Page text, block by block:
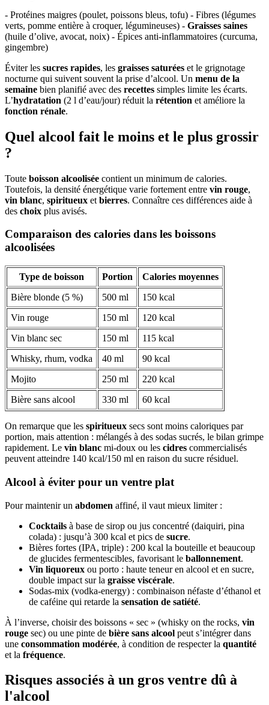
- Protéines maigres (poulet, poissons bleus, tofu) - Fibres (légumes
verts, pomme entière à croquer, légumineuses) - Graisses saines
(huile d’olive, avocat, noix) - Épices anti-inflammatoires (curcuma,
gingembre)
Éviter les sucres rapides, les graisses saturées et le grignotage
nocturne qui suivent souvent la prise d’alcool. Un menu de la
semaine bien planifié avec des recettes simples limite les écarts.
L’hydratation (2 l d’eau/jour) réduit la rétention et améliore la
fonction rénale.
Quel alcool fait le moins et le plus grossir
?
Toute boisson alcoolisée contient un minimum de calories.
Toutefois, la densité énergétique varie fortement entre vin rouge,
vin blanc, spiritueux et bierres. Connaître ces différences aide à
des choix plus avisés.
Comparaison des calories dans les boissons
alcoolisées
Type de boisson Portion
Calories moyennes
Bière blonde (5 %)
500 ml
150 kcal
Vin rouge
150 ml
120 kcal
Vin blanc sec
150 ml
115 kcal
Whisky, rhum, vodka
40 ml
90 kcal
Mojito
250 ml
220 kcal
Bière sans alcool
330 ml 60 kcal
On remarque que les spiritueux secs sont moins caloriques par
portion, mais attention : mélangés à des sodas sucrés, le bilan grimpe
rapidement. Le vin blanc mi-doux ou les cidres commercialisés
peuvent atteindre 140 kcal/150 ml en raison du sucre résiduel.
Alcool à éviter pour un ventre plat
Pour maintenir un abdomen affiné, il vaut mieux limiter :
Cocktails à base de sirop ou jus concentré (daiquiri, pina
colada) : jusqu’à 300 kcal et pics de sucre.
Bières fortes (IPA, triple) : 200 kcal la bouteille et beaucoup
de glucides fermentescibles, favorisant le ballonnement.
Vin liquoreux ou porto : haute teneur en alcool et en sucre,
double impact sur la graisse viscérale.
Sodas-mix (vodka-energy) : combinaison néfaste d’éthanol et
de caféine qui retarde la sensation de satiété.
À l’inverse, choisir des boissons « sec » (whisky on the rocks, vin
rouge sec) ou une pinte de bière sans alcool peut s’intégrer dans
une consommation modérée, à condition de respecter la quantité
et la fréquence.
Risques associés à un gros ventre dû à
l'alcool